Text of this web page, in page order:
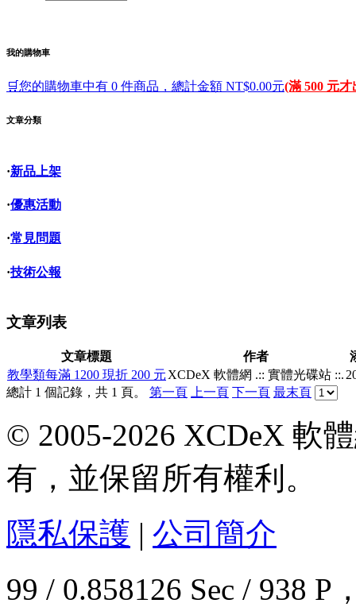
我的購物車
🛒您的購物車中有 0 件商品，總計金額 NT$0.00元(滿 500 元才
文章分類
·新品上架
·優惠活動
·常見問題
·技術公報
文章列表
文章標題 作者
教學類每滿 1200 現折 200 元 XCDeX 軟體網 .:: 實體光碟站 ::.
總計 1 個記錄，共 1 頁。 第一頁 上一頁 下一頁 最末頁
© 2005-2026 XCDeX 軟
有，並保留所有權利。
隱私保護 | 公司簡介
99 / 0.858126 Sec / 938